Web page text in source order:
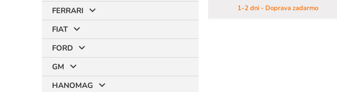
FERRARI
FIAT
FORD
GM
HANOMAG
1-2 dni - Doprava zadarmo